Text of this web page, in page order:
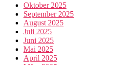
Oktober 2025
September 2025
August 2025
Juli 2025
Juni 2025
Mai 2025
April 2025